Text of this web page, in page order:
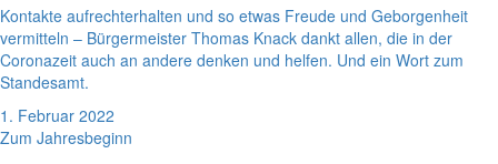
Kontakte aufrechterhalten und so etwas Freude und Geborgenheit
vermitteln – Bürgermeister Thomas Knack dankt allen, die in der
Coronazeit auch an andere denken und helfen. Und ein Wort zum
Standesamt.
1. Februar 2022
Zum Jahresbeginn